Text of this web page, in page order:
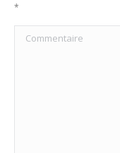
*
Commentaire